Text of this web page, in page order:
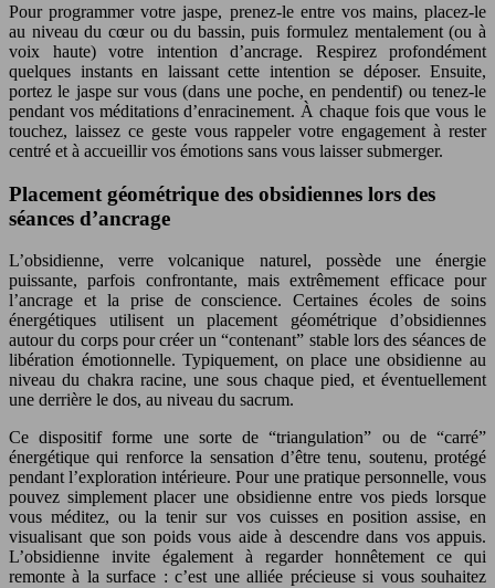
Pour programmer votre jaspe, prenez-le entre vos mains, placez-le
au niveau du cœur ou du bassin, puis formulez mentalement (ou à
voix haute) votre intention d’ancrage. Respirez profondément
quelques instants en laissant cette intention se déposer. Ensuite,
portez le jaspe sur vous (dans une poche, en pendentif) ou tenez-le
pendant vos méditations d’enracinement. À chaque fois que vous le
touchez, laissez ce geste vous rappeler votre engagement à rester
centré et à accueillir vos émotions sans vous laisser submerger.
Placement géométrique des obsidiennes lors des
séances d’ancrage
L’obsidienne, verre volcanique naturel, possède une énergie
puissante, parfois confrontante, mais extrêmement efficace pour
l’ancrage et la prise de conscience. Certaines écoles de soins
énergétiques utilisent un placement géométrique d’obsidiennes
autour du corps pour créer un “contenant” stable lors des séances de
libération émotionnelle. Typiquement, on place une obsidienne au
niveau du chakra racine, une sous chaque pied, et éventuellement
une derrière le dos, au niveau du sacrum.
Ce dispositif forme une sorte de “triangulation” ou de “carré”
énergétique qui renforce la sensation d’être tenu, soutenu, protégé
pendant l’exploration intérieure. Pour une pratique personnelle, vous
pouvez simplement placer une obsidienne entre vos pieds lorsque
vous méditez, ou la tenir sur vos cuisses en position assise, en
visualisant que son poids vous aide à descendre dans vos appuis.
L’obsidienne invite également à regarder honnêtement ce qui
remonte à la surface : c’est une alliée précieuse si vous souhaitez